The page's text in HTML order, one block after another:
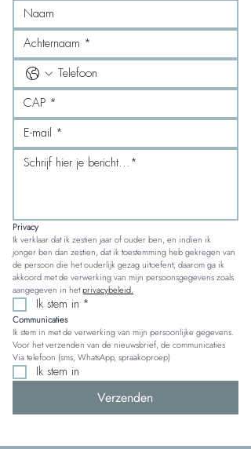
Privacy
Ik verklaar dat ik zestien jaar of ouder ben, en indien ik
jonger ben dan zestien, dat ik toestemming heb gekregen van
de persoon die het ouderlijk gezag uitoefent; daarom ga ik
akkoord met de verwerking van mijn persoonsgegevens zoals
aangegeven in het privacybeleid.
Ik stem in *
Communicaties
Ik stem in met de verwerking van mijn persoonlijke gegevens.
Voor het verzenden van de nieuwsbrief, de communicaties
Via telefoon (sms, WhatsApp, spraakoproep)
Ik stem in
Verzenden